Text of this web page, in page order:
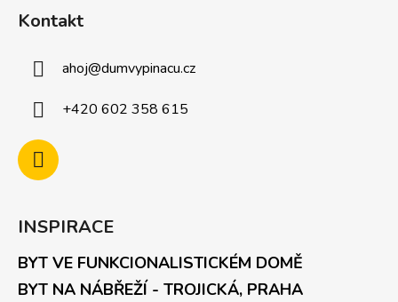
Kontakt
ahoj@dumvypinacu.cz
+420 602 358 615
INSPIRACE
BYT VE FUNKCIONALISTICKÉM DOMĚ
BYT NA NÁBŘEŽÍ - TROJICKÁ, PRAHA